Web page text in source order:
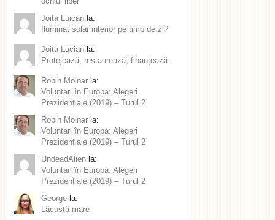
Joita Luican la:
Iluminat solar interior pe timp de zi?
Joita Lucian la:
Protejează, restaurează, finanțează
Robin Molnar la:
Voluntari în Europa: Alegeri
Prezidențiale (2019) – Turul 2
Robin Molnar la:
Voluntari în Europa: Alegeri
Prezidențiale (2019) – Turul 2
UndeadAlien la:
Voluntari în Europa: Alegeri
Prezidențiale (2019) – Turul 2
George la:
Lăcustă mare